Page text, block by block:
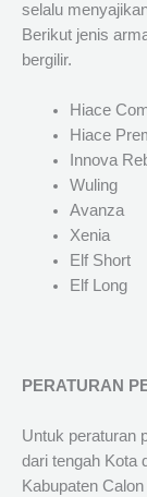
selalu
Berikut jenis
bergilir.
Hiace
Hiace
Innova
Wuling
Avanza
Xenia
Elf Short
Elf Long
PERATURAN
Untuk peraturan
dari tengah Kota
Kabupaten